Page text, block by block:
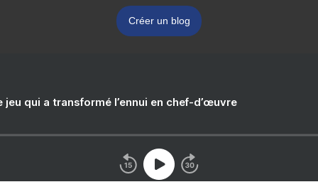
Créer un blog
jeu qui a transformé l’ennui en chef-d’œuvre